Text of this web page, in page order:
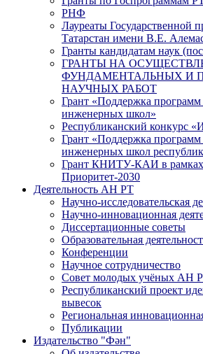
РНФ
Лауреаты Государственной
Татарстан имени В.Е.
Гранты кандидатам наук
ГРАНТЫ НА
ФУНДАМЕНТАЛЬНЫХ И
НАУЧНЫХ РАБОТ
Грант «Поддержка программ
инженерных школ»
Республиканский конкурс
Грант «Поддержка программ
инженерных школ
Грант КНИТУ-КАИ в
Приоритет-2030
Деятельность АН РТ
Научно-исследовательская
Научно-инновационная
Диссертационные советы
Образовательная
Конференции
Научное сотрудничество
Совет молодых учёных АН
Республиканский проект
вывесок
Региональная
Публикации
Издательство "Фән"